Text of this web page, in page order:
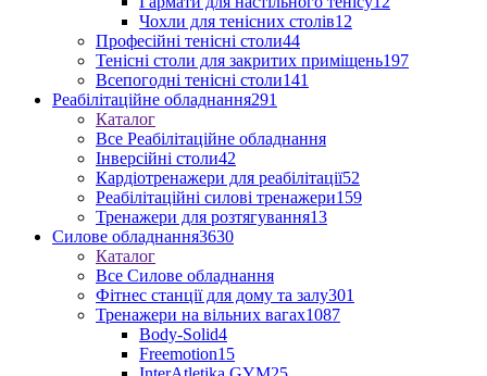
Чохли для тенісних столів12
Професійні тенісні столи44
Тенісні столи для закритих приміщень197
Всепогодні тенісні столи141
Реабілітаційне обладнання291
Каталог
Все Реабілітаційне обладнання
Інверсійні столи42
Кардіотренажери для реабілітації52
Реабілітаційні силові тренажери159
Тренажери для розтягування13
Силове обладнання3630
Каталог
Все Силове обладнання
Фітнес станції для дому та залу301
Тренажери на вільних вагах1087
Body-Solid4
Freemotion15